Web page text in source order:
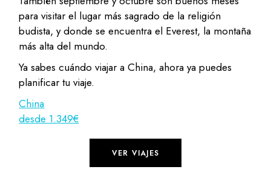
para visitar el lugar más sagrado de la religión
budista, y donde se encuentra el Everest, la montaña
más alta del mundo.
Ya sabes cuándo viajar a China, ahora ya puedes
planificar tu viaje.
China
desde 1.349€
VER VIAJES